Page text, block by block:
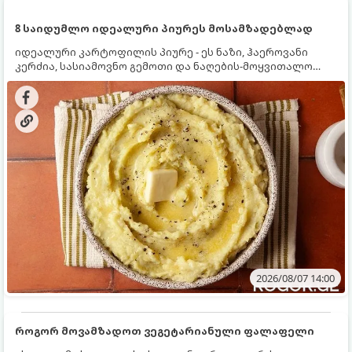
8 საიდუმლო იდეალური პიურეს მოსამზადებლად
იდეალური კარტოფილის პიურე - ეს ნაზი, ჰაეროვანი
კერძია, სასიამოვნო გემოთი და ნაღების-მოყვითალო
ფერით. მისი მომზადება ძალიან მარტივია, მაგრამ
არსებობს რამდენიმე საიდუმლო, რომლებიც უნდა
იცოდეთ, რომ პიურე იდეალურად გემრიელი გამოვიდეს.
2026/08/07 14:00
როგორ მოვამზადოთ ვეგეტარიანული ფალაფელი